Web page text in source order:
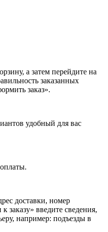
а затем перейдите на
заказанных
заказ».
удобный для вас
доставки, номер
заказу» введите сведения,
например: подъезды в